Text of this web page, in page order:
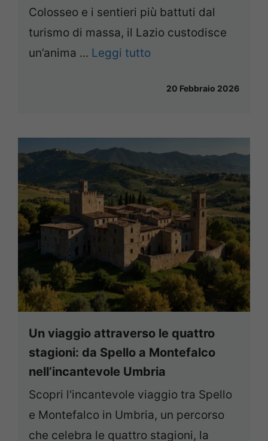
Colosseo e i sentieri più battuti dal
turismo di massa, il Lazio custodisce
un’anima ... Leggi tutto
20 Febbraio 2026
Un viaggio attraverso le quattro
stagioni: da Spello a Montefalco
nell’incantevole Umbria
Scopri l'incantevole viaggio tra Spello
e Montefalco in Umbria, un percorso
che celebra le quattro stagioni, la